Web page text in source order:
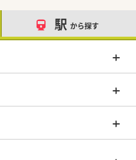
駅 から探す